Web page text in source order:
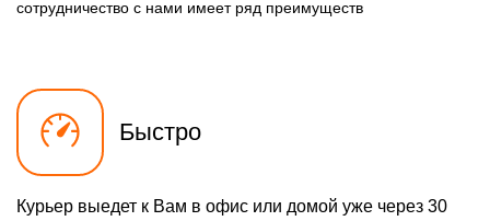
Ремонт сим лотка
Ремонт микрофона
Ремонт
мультиконтроллера
сотрудничество с нами имеет ряд преимуществ
Быстро
Курьер выедет к Вам в офис или домой уже через 30